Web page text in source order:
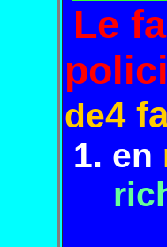
Le
de4
1. en